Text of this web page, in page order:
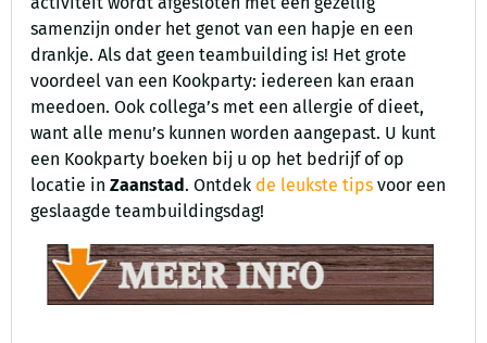
samenzijn onder het genot van een hapje en een
drankje. Als dat geen teambuilding is! Het grote
voordeel van een Kookparty: iedereen kan eraan
meedoen. Ook collega’s met een allergie of dieet,
want alle menu’s kunnen worden aangepast. U kunt
een Kookparty boeken bij u op het bedrijf of op
locatie inZaanstad. Ontdek de leukste tips voor een
geslaagde teambuildingsdag!